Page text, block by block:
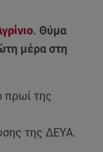
. Θύμα
μέρα στη
πρωί της
της ΔΕΥΑ.